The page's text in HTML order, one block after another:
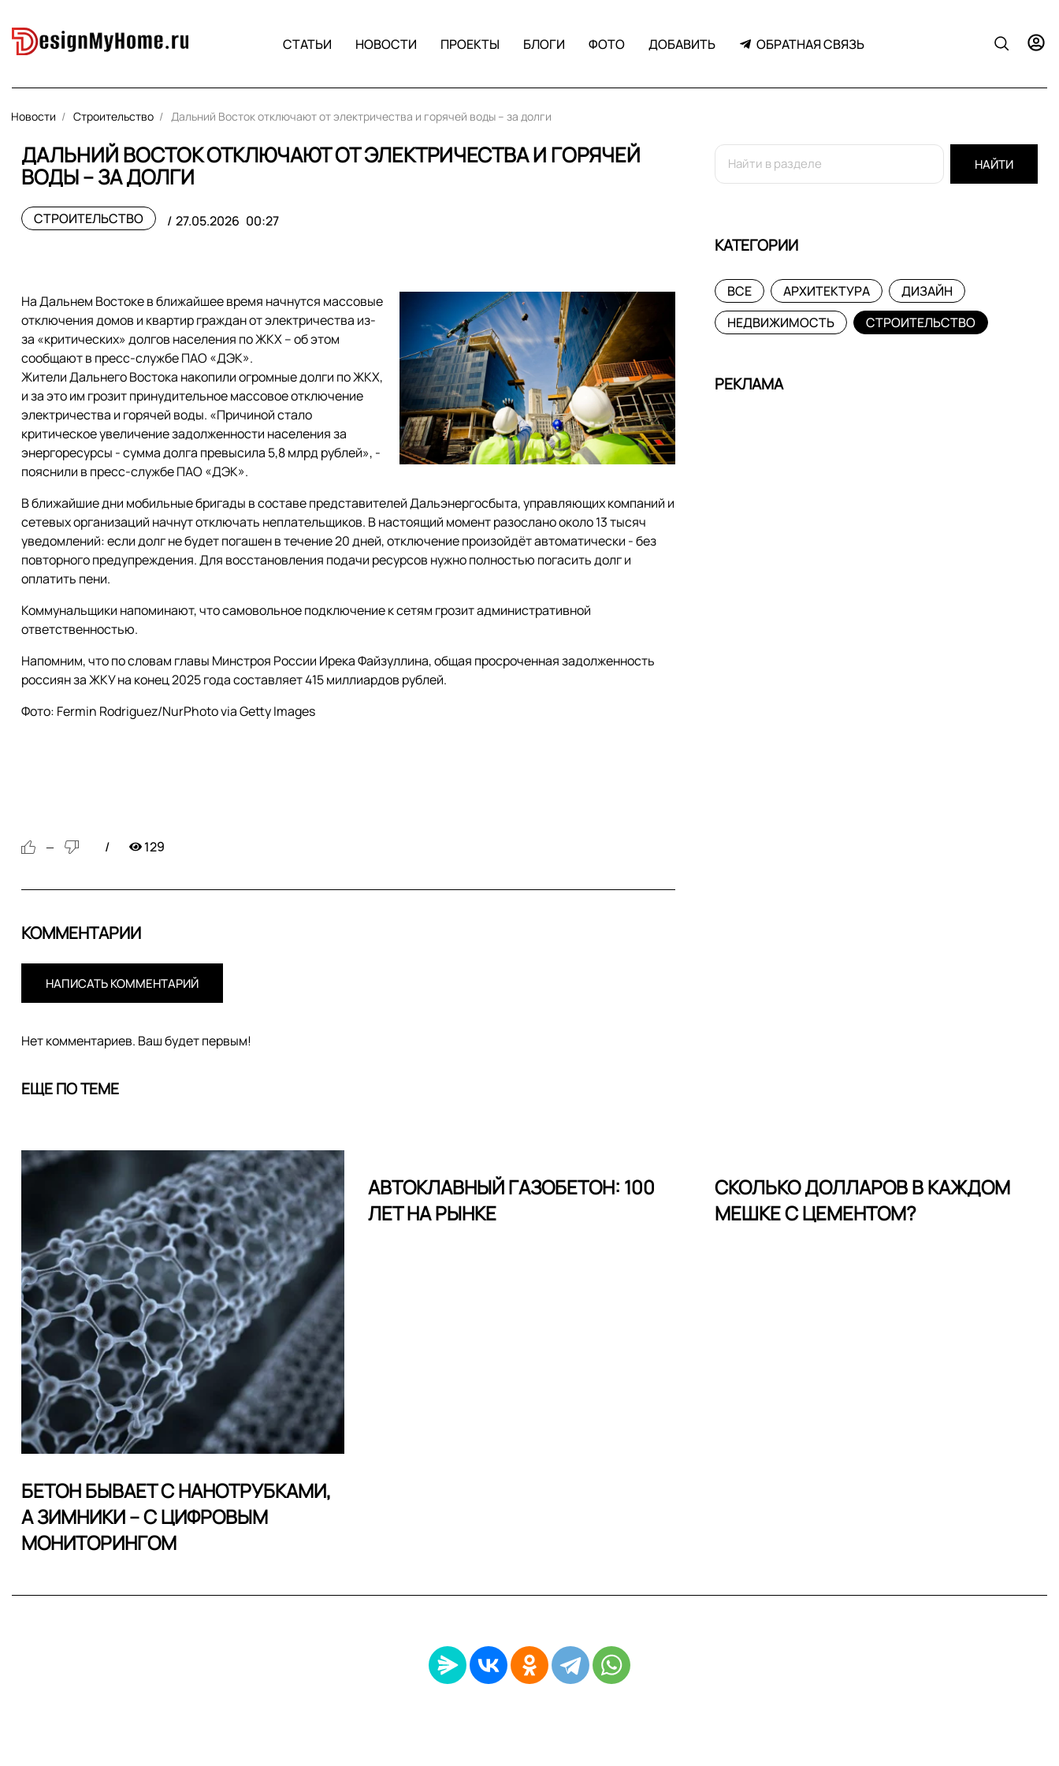
СТАТЬИ НОВОСТИ ПРОЕКТЫ БЛОГИ ФОТО ДОБАВИТЬ ОБРАТНАЯ СВЯЗЬ
Новости Строительство Дальний Восток отключают от электричества и горячей воды – за долги
ДАЛЬНИЙ ВОСТОК ОТКЛЮЧАЮТ ОТ ЭЛЕКТРИЧЕСТВА И ГОРЯЧЕЙ
ВОДЫ – ЗА ДОЛГИ
СТРОИТЕЛЬСТВО 27.05.2026 00:27
На Дальнем Востоке в ближайшее время начнутся массовые
отключения домов и квартир граждан от электричества из-
за «критических» долгов населения по ЖКХ – об этом
сообщают в пресс-службе ПАО «ДЭК».
Жители Дальнего Востока накопили огромные долги по ЖКХ,
и за это им грозит принудительное массовое отключение
электричества и горячей воды. «Причиной стало
критическое увеличение задолженности населения за
энергоресурсы - сумма долга превысила 5,8 млрд рублей», -
пояснили в пресс-службе ПАО «ДЭК».
В ближайшие дни мобильные бригады в составе представителей Дальэнергосбыта, управляющих компаний и
сетевых организаций начнут отключать неплательщиков. В настоящий момент разослано около 13 тысяч
уведомлений: если долг не будет погашен в течение 20 дней, отключение произойдёт автоматически - без
повторного предупреждения. Для восстановления подачи ресурсов нужно полностью погасить долг и
оплатить пени.
Коммунальщики напоминают, что самовольное подключение к сетям грозит административной
ответственностью.
Напомним, что по словам главы Минстроя России Ирека Файзуллина, общая просроченная задолженность
россиян за ЖКУ на конец 2025 года составляет 415 миллиардов рублей.
Фото: Fermin Rodriguez/NurPhoto via Getty Images
— 129
КОММЕНТАРИИ
НАПИСАТЬ КОММЕНТАРИЙ
Нет комментариев. Ваш будет первым!
НАЙТИ
КАТЕГОРИИ
ВСЕ АРХИТЕКТУРА
ДИЗАЙН
НЕДВИЖИМОСТЬ
СТРОИТЕЛЬСТВО
РЕКЛАМА
ЕЩЕ ПО ТЕМЕ
БЕТОН БЫВАЕТ С НАНОТРУБКАМИ,
А ЗИМНИКИ – С ЦИФРОВЫМ
МОНИТОРИНГОМ
АВТОКЛАВНЫЙ ГАЗОБЕТОН: 100
ЛЕТ НА РЫНКЕ
СКОЛЬКО ДОЛЛАРОВ В КАЖДОМ
МЕШКЕ С ЦЕМЕНТОМ?